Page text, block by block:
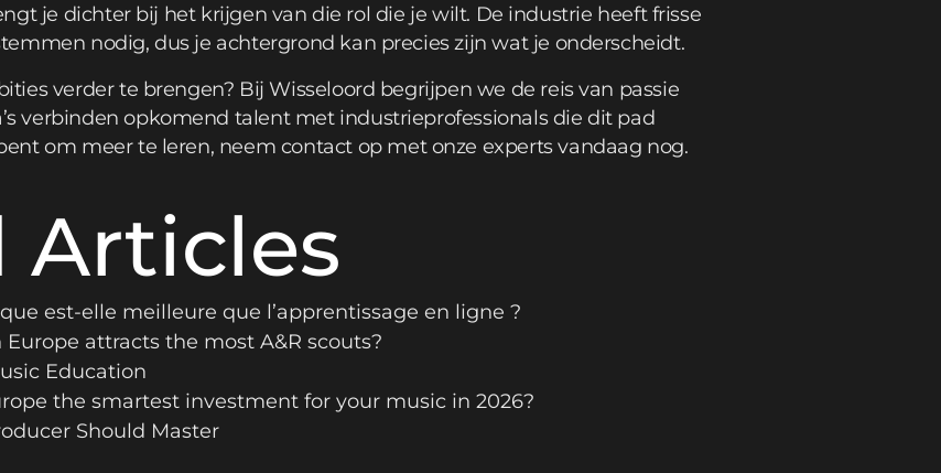
je dichter bij het krijgen van die rol die je wilt. De industrie heeft frisse
nodig, dus je achtergrond kan precies zijn wat je onderscheidt.
verder te brengen? Bij Wisseloord begrijpen we de reis van passie
verbinden opkomend talent met industrieprofessionals die dit pad
om meer te leren, neem contact opmet onze experts vandaag nog.
Articles
est-elle meilleure que l’apprentissage en ligne ?
attracts the most A&R scouts?
Education
the smartest investment for your music in 2026?
Should Master